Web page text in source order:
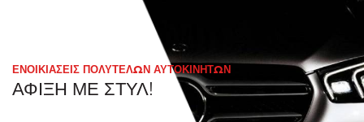
ΕΝΟΙΚΙΆΣΕΙΣ ΠΟΛΥΤΕΛΏΝ ΑΥΤΟΚΙΝΉΤΩΝ
ΆΦΙΞΗ ΜΕ ΣΤΥΛ!